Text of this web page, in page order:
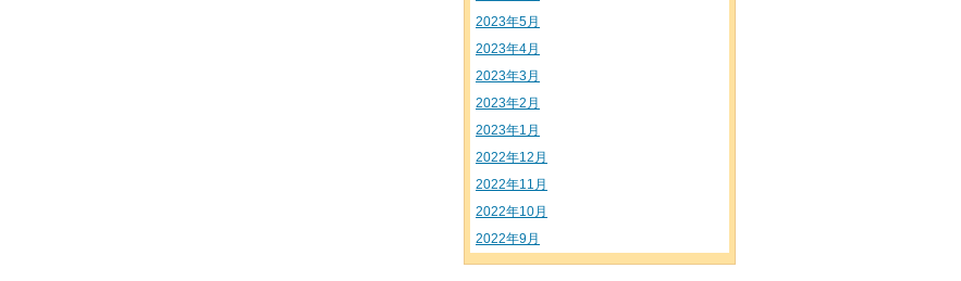
2023年5月
2023年4月
2023年3月
2023年2月
2023年1月
2022年12月
2022年11月
2022年10月
2022年9月